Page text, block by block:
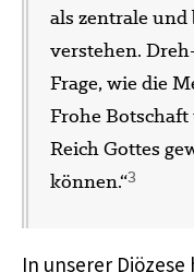
als zentrale und
verstehen.
Frage, wie die
Frohe
Reich Gottes
können.“3
In unserer